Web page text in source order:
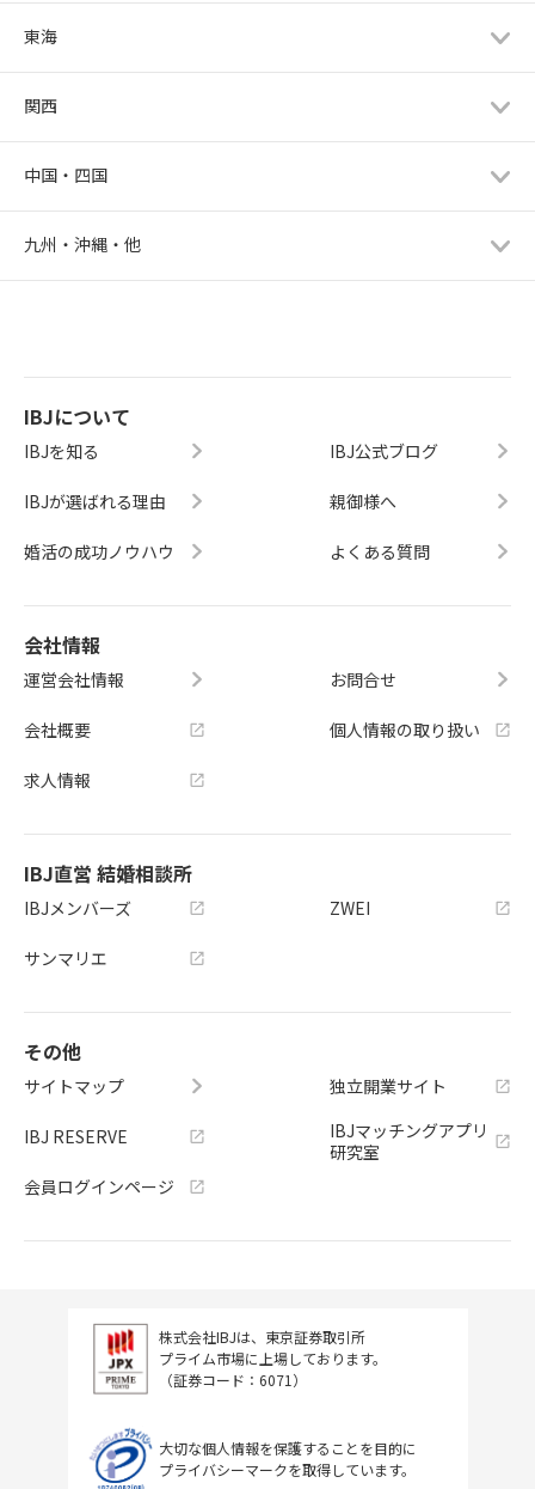
東海
関西
中国・四国
九州・沖縄・他
IBJについて
IBJを知る
IBJが選ばれる理由
婚活の成功ノウハウ
IBJ公式ブログ
親御様へ
よくある質問
会社情報
運営会社情報
会社概要
求人情報
お問合せ
個人情報の取り扱い
IBJ直営 結婚相談所
IBJメンバーズ
サンマリエ
ZWEI
その他
サイトマップ
IBJ RESERVE
会員ログインページ
独立開業サイト
IBJマッチングアプリ
研究室
株式会社IBJは、東京証券取引所
プライム市場に上場しております。
（証券コード：6071）
大切な個人情報を保護することを目的に
プライバシーマークを取得しています。